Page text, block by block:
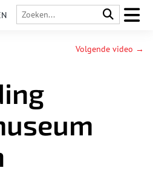
Volgende video →